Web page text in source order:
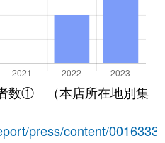
数① （本店所在地別集
press/content/